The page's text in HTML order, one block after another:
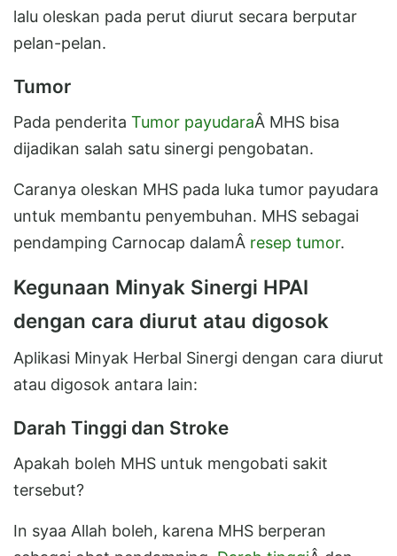
lalu oleskan pada perut diurut secara berputar
pelan-pelan.
Tumor
Pada penderita Tumor payudaraÂ MHS bisa
dijadikan salah satu sinergi pengobatan.
Caranya oleskan MHS pada luka tumor payudara
untuk membantu penyembuhan. MHS sebagai
pendamping Carnocap dalamÂ resep tumor.
Kegunaan Minyak Sinergi HPAI
dengan cara diurut atau digosok
Aplikasi Minyak Herbal Sinergi dengan cara diurut
atau digosok antara lain:
Darah Tinggi dan Stroke
Apakah boleh MHS untuk mengobati sakit
tersebut?
In syaa Allah boleh, karena MHS berperan